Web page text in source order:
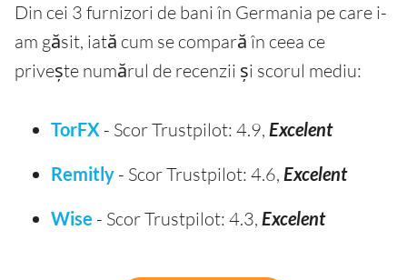
Din cei 3 furnizori de bani în Germania pe care i-
am găsit, iată cum se compară în ceea ce
privește numărul de recenzii și scorul mediu:
TorFX - Scor Trustpilot: 4.9, Excelent
Remitly - Scor Trustpilot: 4.6, Excelent
Wise - Scor Trustpilot: 4.3, Excelent